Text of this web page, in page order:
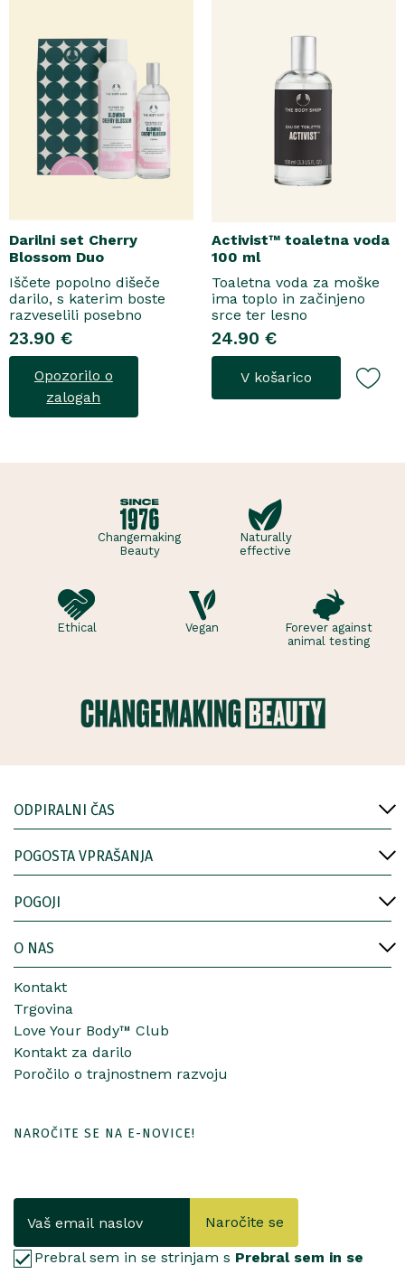
Darilni set Cherry
Blossom Duo
Iščete popolno dišeče
darilo, s katerim boste
razveselili posebno
osebo? Spoznajte naš
darilni set Cherry Blossom
Duo, popolno harmonijo
nežne nege in razkošnega
vonja, ki poskrbi za dobro
počutje vsak dan. Ta
23.90 €
Opozorilo o
zalogah
Activist™ toaletna voda
100 ml
Toaletna voda za moške
ima toplo in začinjeno
srce ter lesno
osnovo.Topel, začinjen
vonjToaletna voda..
24.90 €
V košarico
Changemaking
Beauty
Naturally
effective
Ethical Vegan
Forever against
animal testing
ODPIRALNI ČAS
POGOSTA VPRAŠANJA
POGOJI
O NAS
Kontakt
Trgovina
Love Your Body™ Club
Kontakt za darilo
Poročilo o trajnostnem razvoju
NAROČITE SE NA E-NOVICE!
Naročite se
Prebral sem in se strinjam s Prebral sem in se